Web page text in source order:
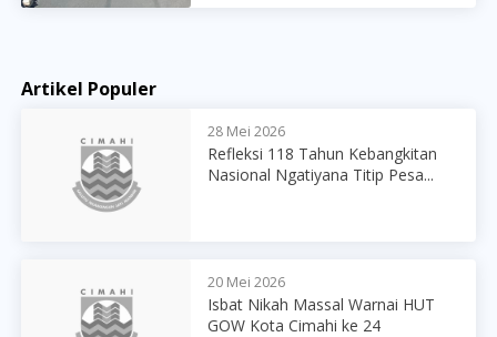
Artikel Populer
28 Mei 2026
Refleksi 118 Tahun Kebangkitan
Nasional Ngatiyana Titip Pesa...
20 Mei 2026
Isbat Nikah Massal Warnai HUT
GOW Kota Cimahi ke 24